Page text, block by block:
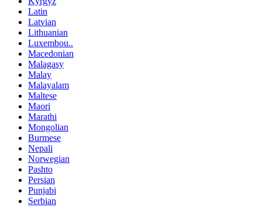
Latin
Latvian
Lithuanian
Luxembou..
Macedonian
Malagasy
Malay
Malayalam
Maltese
Maori
Marathi
Mongolian
Burmese
Nepali
Norwegian
Pashto
Persian
Punjabi
Serbian